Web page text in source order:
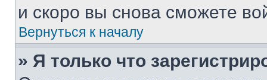
и скоро вы снова сможете
Вернуться к началу
» Я только что